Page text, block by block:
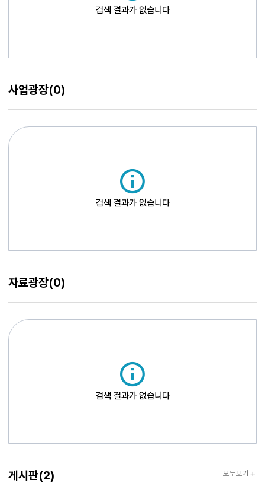
검색 결과가 없습니다
사업광장(0)
검색 결과가 없습니다
자료광장(0)
검색 결과가 없습니다
게시판(2) 게시판
모두보기